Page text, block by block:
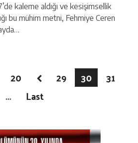
kaleme aldığı ve kesişimsellik
bu mühim metni, Fehmiye Ceren
20 29 30
31
... Last